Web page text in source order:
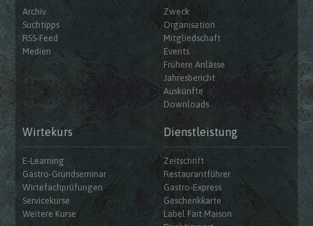
Archiv
Suchtipps
RSS-Feed
Medien
Zweck
Organisation
Mitgliedschaft
Events
Frühere Anlässe
Jahresbericht
Auskünfte
Downloads
Wirtekurs
E-Learning
Gastro-Grundseminar
Wirtefachprüfungen
Servicekurse
Weitere Kurse
Dienstleistung
Zeitschrift
Restaurantführer
Gastro-Express
Geschenkkarte
Label Fait Maison